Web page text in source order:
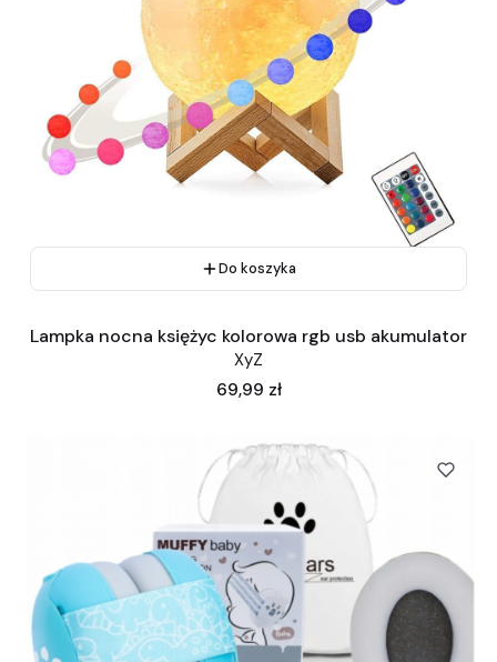
Do koszyka
Lampka nocna księżyc kolorowa rgb usb akumulator
XyZ
Cena
69,99 zł